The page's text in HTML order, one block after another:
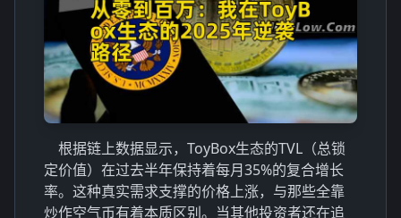
根据链上数据显示，ToyBox生态的TVL（总锁
定价值）在过去半年保持着每月35%的复合增长
率。这种真实需求支撑的价格上涨，与那些全靠
炒作空气币有着本质区别。当其他投资者还在追